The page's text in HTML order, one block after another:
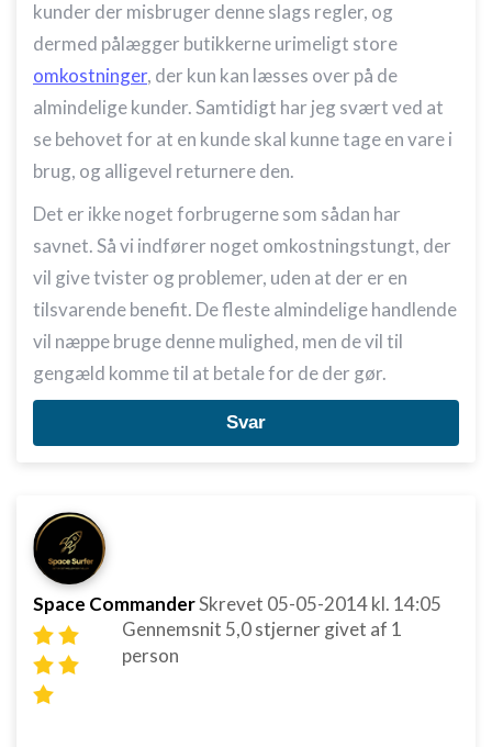
kunder der misbruger denne slags regler, og
dermed pålægger butikkerne urimeligt store
omkostninger, der kun kan læsses over på de
almindelige kunder. Samtidigt har jeg svært ved at
se behovet for at en kunde skal kunne tage en vare i
brug, og alligevel returnere den.
Det er ikke noget forbrugerne som sådan har
savnet. Så vi indfører noget omkostningstungt, der
vil give tvister og problemer, uden at der er en
tilsvarende benefit. De fleste almindelige handlende
vil næppe bruge denne mulighed, men de vil til
gengæld komme til at betale for de der gør.
Svar
Space CommanderSkrevet 05-05-2014kl. 14:05
Gennemsnit 5,0stjerner givet af 1
person